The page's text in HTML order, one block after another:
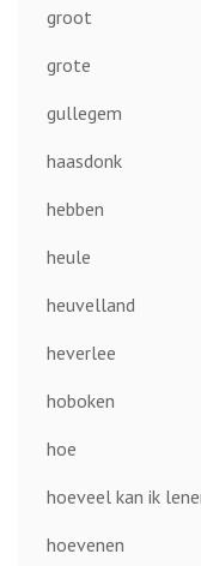
groot
grote
gullegem
haasdonk
hebben
heule
heuvelland
heverlee
hoboken
hoe
hoeveel kan ik
hoevenen